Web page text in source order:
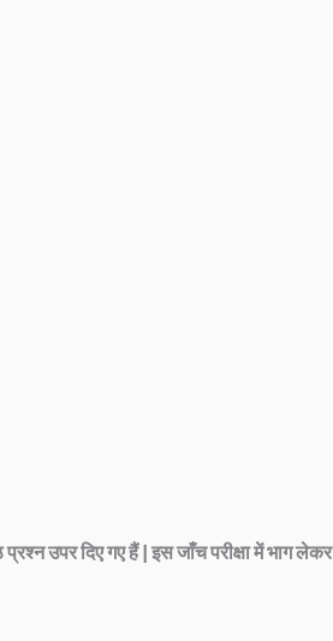
प्रश्न उपर दिए गए हैं | इस जाँच परीक्षा में भाग